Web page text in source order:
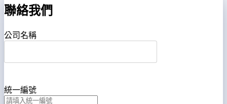
聯絡我們
公司名稱
統一編號